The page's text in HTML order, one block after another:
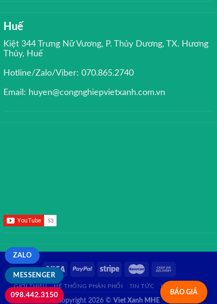
Huế
Kiệt 344 Trưng Nữ Vương, P. Thủy Dương, TX. Hương
Thủy, Huế
Hotline/Zalo/Viber: 070.865.2740
Email: huyen@congnghiepvietxanh.com.vn
BÁO GIÁ
GIỚI THIỆU HỆ THỐNG PHÂN PHỐI TIN TỨC LIÊN HỆ FAQ
Copyright 2026 © Viet Xanh MHE
MESSENGER
ZALO
098.442.3150